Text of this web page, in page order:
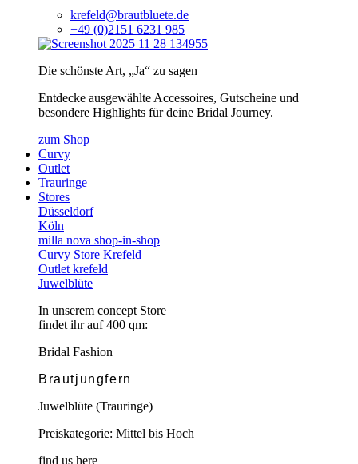
krefeld@brautbluete.de
+49 (0)2151 6231 985
Die schönste Art, „Ja“ zu sagen
Entdecke ausgewählte Accessoires, Gutscheine und
besondere Highlights für deine Bridal Journey.
zum Shop
Curvy
Outlet
Trauringe
Stores
Düsseldorf
Köln
milla nova shop-in-shop
Curvy Store Krefeld
Outlet krefeld
Juwelblüte
In unserem concept Store
findet ihr auf 400 qm:
Bridal Fashion
Brautjungfern
Juwelblüte (Trauringe)
Preiskategorie: Mittel bis Hoch
find us here